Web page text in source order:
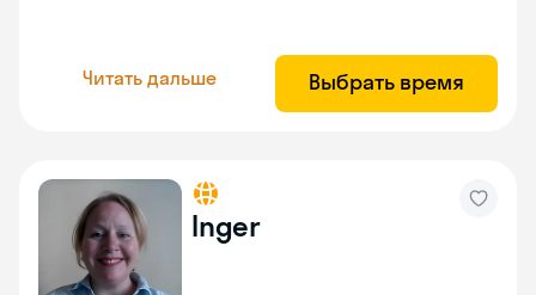
Читать дальше Выбрать время
Inger